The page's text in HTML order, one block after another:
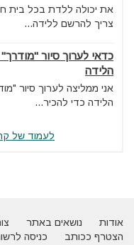
את יכולה ללדת בכל בית
צריך להרשם ללידה...
כדאי לערוך סיור
הלידה
אני ממליצה לערוך סיור
הלידה כדי להכיר...
לעמוד של
אודות נושאים באתר
הצטרף ככותב
כניסה